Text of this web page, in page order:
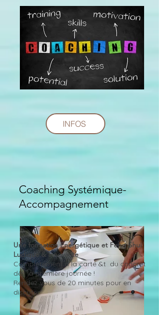
INFOS
Coaching Systémique-
Accompagnement
Une formation Energétique et Feng Shui
Ludique & innovante
Complètement à la carte &t du concret
dès la première journée !
Rendez vous de 20 minutes pour en
discuter